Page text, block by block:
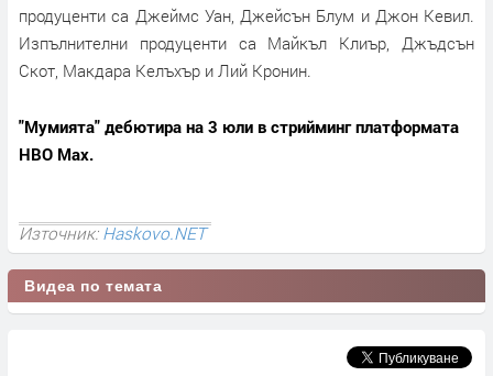
продуценти са Джеймс Уан, Джейсън Блум и Джон Кевил.
Изпълнителни продуценти са Майкъл Клиър, Джъдсън
Скот, Макдара Келъхър и Лий Кронин.
"Мумията" дебютира на 3 юли в стрийминг платформата
HBO Max.
Източник:Haskovo.NET
Видеа по темата